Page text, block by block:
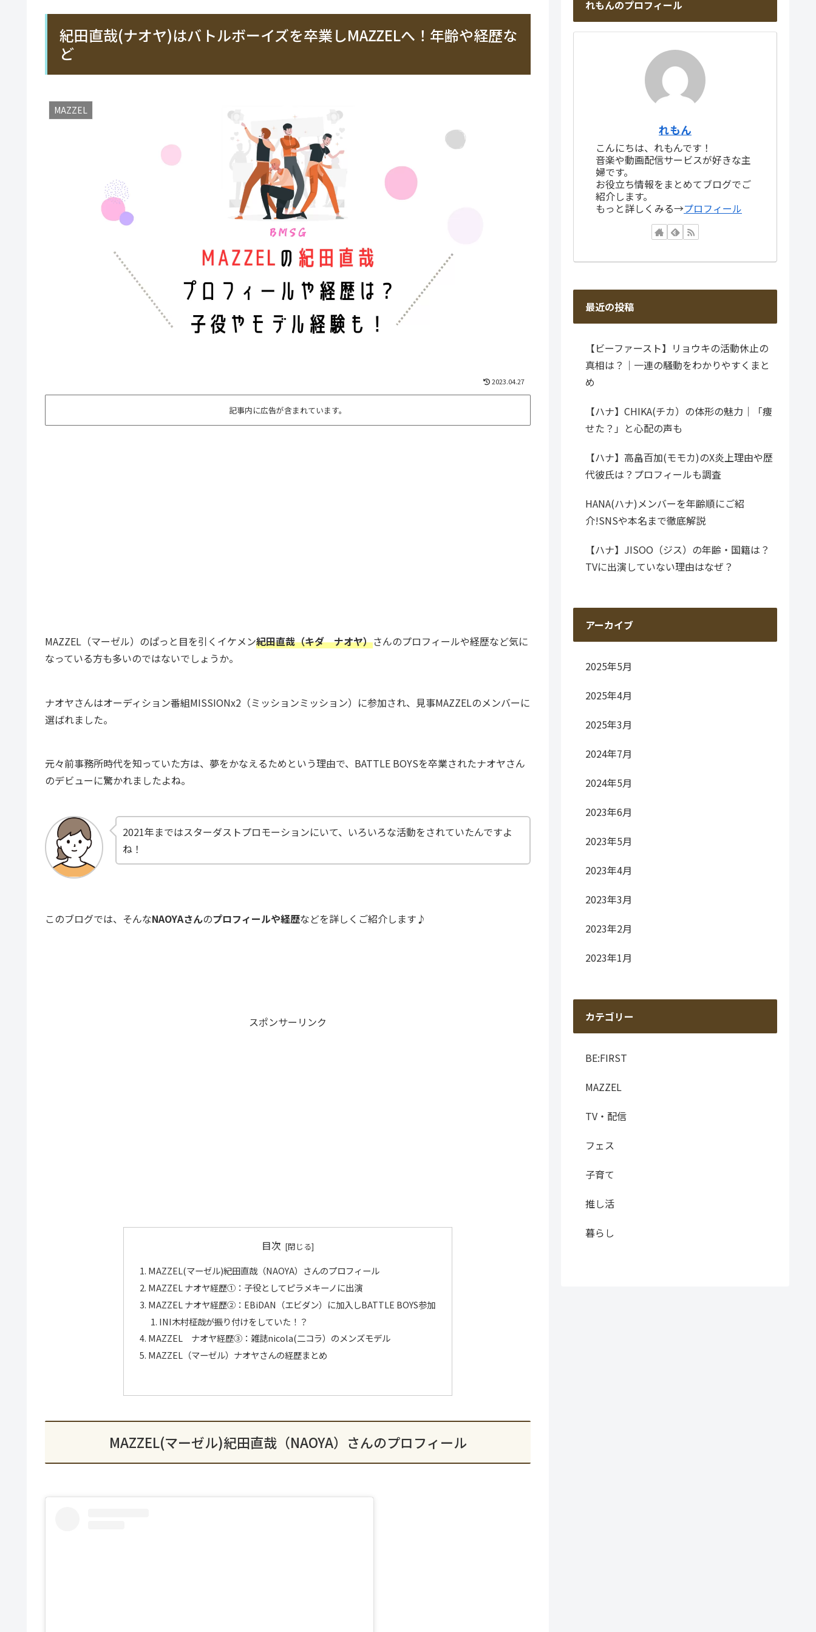
紀田直哉(ナオヤ)はバトルボーイズを卒業しMAZZELへ！年齢や経歴な
ど
MAZZEL
2023.04.27
記事内に広告が含まれています。
MAZZEL（マーゼル）のぱっと目を引くイケメン紀田直哉（キダ ナオヤ）さんのプロフィールや経歴など気に
なっている方も多いのではないでしょうか。
ナオヤさんはオーディション番組MISSIONx2（ミッションミッション）に参加され、見事MAZZELのメンバーに
選ばれました。
元々前事務所時代を知っていた方は、夢をかなえるためという理由で、BATTLE BOYSを卒業されたナオヤさん
のデビューに驚かれましたよね。
2021年まではスターダストプロモーションにいて、いろいろな活動をされていたんですよ
ね！
このブログでは、そんなNAOYAさんのプロフィールや経歴などを詳しくご紹介します♪
スポンサーリンク
目次
MAZZEL(マーゼル)紀田直哉（NAOYA）さんのプロフィール
MAZZEL ナオヤ経歴①：子役としてピラメキーノに出演
MAZZEL ナオヤ経歴②：EBiDAN（エビダン）に加入しBATTLE BOYS参加
INI木村柾哉が振り付けをしていた！？
MAZZEL ナオヤ経歴③：雑誌nicola(二コラ）のメンズモデル
MAZZEL（マーゼル）ナオヤさんの経歴まとめ
MAZZEL(マーゼル)紀田直哉（NAOYA）さんのプロフィール
れもんのプロフィール
れもん
こんにちは、れもんです！
音楽や動画配信サービスが好きな主
婦です。
お役立ち情報をまとめてブログでご
紹介します。
もっと詳しくみる→プロフィール
最近の投稿
【ビーファースト】リョウキの活動休止の
真相は？｜一連の騒動をわかりやすくまと
め
【ハナ】CHIKA(チカ）の体形の魅力｜「痩
せた？」と心配の声も
【ハナ】高畠百加(モモカ)のX炎上理由や歴
代彼氏は？プロフィールも調査
HANA(ハナ)メンバーを年齢順にご紹
介!SNSや本名まで徹底解説
【ハナ】JISOO（ジス）の年齢・国籍は？
TVに出演していない理由はなぜ？
アーカイブ
2025年5月
2025年4月
2025年3月
2024年7月
2024年5月
2023年6月
2023年5月
2023年4月
2023年3月
2023年2月
2023年1月
カテゴリー
BE:FIRST
MAZZEL
TV・配信
フェス
子育て
推し活
暮らし